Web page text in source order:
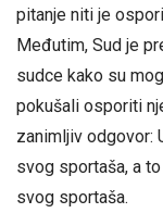
pitanje niti je
Međutim, Sud je
sudce kako su
pokušali osporiti
zanimljiv odgovor:
svog sportaša, a
svog sportaša.